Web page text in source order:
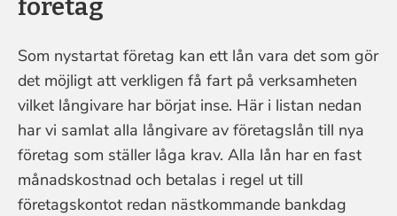
företag
Som nystartat företag kan ett lån vara det som gör
det möjligt att verkligen få fart på verksamheten
vilket långivare har börjat inse. Här i listan nedan
har vi samlat alla långivare av företagslån till nya
företag som ställer låga krav. Alla lån har en fast
månadskostnad och betalas i regel ut till
företagskontot redan nästkommande bankdag